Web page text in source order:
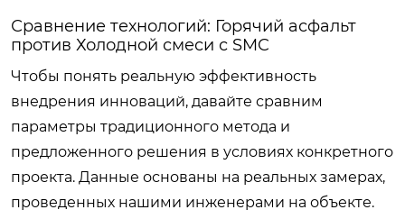
Сравнение технологий: Горячий асфальт
против Холодной смеси с SMC
Чтобы понять реальную эффективность
внедрения инноваций, давайте сравним
параметры традиционного метода и
предложенного решения в условиях конкретного
проекта. Данные основаны на реальных замерах,
проведенных нашими инженерами на объекте.